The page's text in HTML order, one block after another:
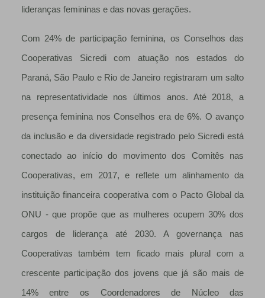
lideranças femininas e das novas gerações.
Com 24% de participação feminina, os Conselhos das
Cooperativas Sicredi com atuação nos estados do
Paraná, São Paulo e Rio de Janeiro registraram um salto
na representatividade nos últimos anos. Até 2018, a
presença feminina nos Conselhos era de 6%. O avanço
da inclusão e da diversidade registrado pelo Sicredi está
conectado ao início do movimento dos Comitês nas
Cooperativas, em 2017, e reflete um alinhamento da
instituição financeira cooperativa com o Pacto Global da
ONU - que propõe que as mulheres ocupem 30% dos
cargos de liderança até 2030. A governança nas
Cooperativas também tem ficado mais plural com a
crescente participação dos jovens que já são mais de
14% entre os Coordenadores de Núcleo das